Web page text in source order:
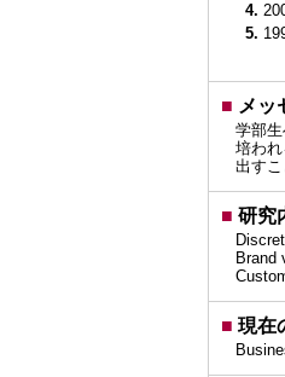
4.
5.
■ メッ
学部
培わ
出すこ
■ 研究
Brand
■ 現在